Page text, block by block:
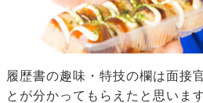
履歴書の趣味・特技の欄は面接
とが分かってもらえたと思いま